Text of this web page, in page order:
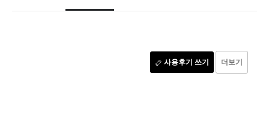
사용후기 쓰기 더보기